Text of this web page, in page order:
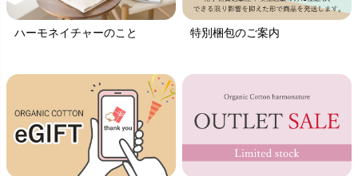
ハーモネイチャーのこと 特別梱包のご案内